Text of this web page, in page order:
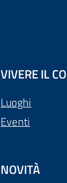
VIVERE IL
Luoghi
Eventi
NOVITÀ